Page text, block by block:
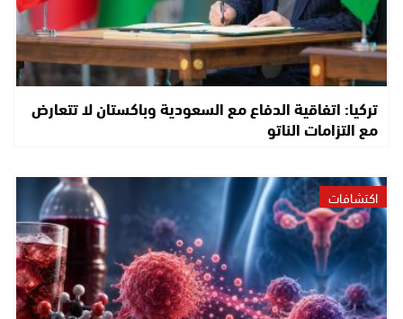
تركيا: اتفاقية الدفاع مع السعودية وباكستان لا تتعارض
مع التزامات الناتو
اكتشافات